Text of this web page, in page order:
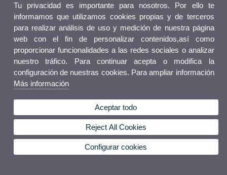
Tu privacidad es importante para nosotros. Por ello te
informamos que utilizamos cookies propias y de terceros
para realizar análisis de uso y medición de nuestra página
web con el fin de personalizar contenidos,así como
proporcionar funcionalidades a las redes sociales o analizar
nuestro tráfico. Para continuar acepta o modifica la
configuración de nuestras cookies. Para ampliar información
Más información
Aceptar todo
Reject All Cookies
Configurar cookies